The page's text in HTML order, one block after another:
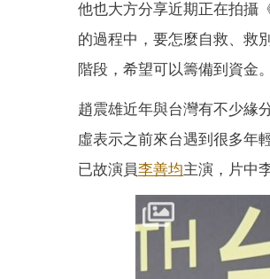
他也大方分享近期正在拍攝
的過程中，要怎麼自救、救
階段，希望可以籌備到資金。
趙震雄近年與台灣有不少緣
虛表示之前來台遇到很多年
已故演員李善均主演，片中